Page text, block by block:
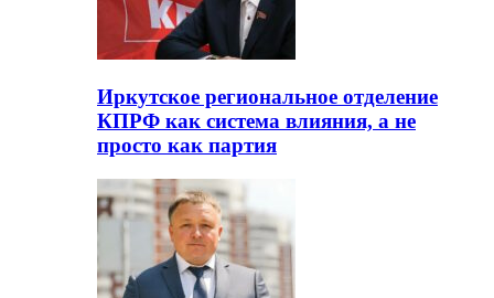
Иркутское региональное отделение
КПРФ как система влияния, а не
просто как партия